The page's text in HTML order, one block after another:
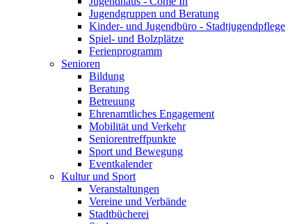
Jugendgruppen und Beratung
Kinder- und Jugendbüro - Stadtjugendpflege
Spiel- und Bolzplätze
Ferienprogramm
Senioren
Bildung
Beratung
Betreuung
Ehrenamtliches Engagement
Mobilität und Verkehr
Seniorentreffpunkte
Sport und Bewegung
Eventkalender
Kultur und Sport
Veranstaltungen
Vereine und Verbände
Stadtbücherei